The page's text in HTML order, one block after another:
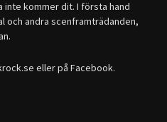
kommer dit. I första hand
och andra scenframträdanden,
eller på Facebook.